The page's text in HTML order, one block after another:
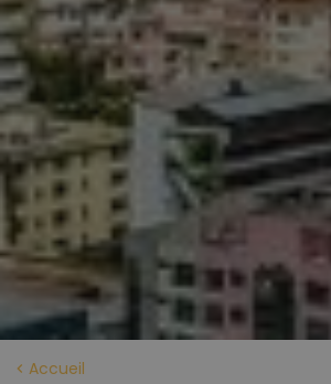
Accueil